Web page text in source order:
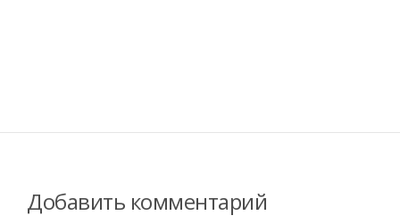
Добавить комментарий